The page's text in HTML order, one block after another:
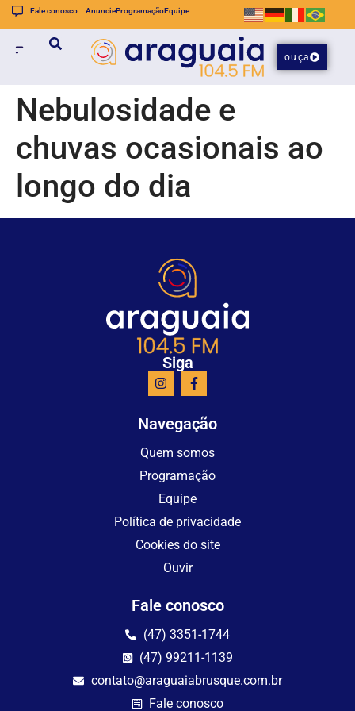
Fale conosco AnuncieProgramaçãoEquipe
ouça
Nebulosidade e
chuvas ocasionais ao
longo do dia
Siga
Navegação
Quem somos
Programação
Equipe
Política de privacidade
Cookies do site
Ouvir
Fale conosco
(47) 3351-1744
(47) 99211-1139
contato@araguaiabrusque.com.br
Fale conosco